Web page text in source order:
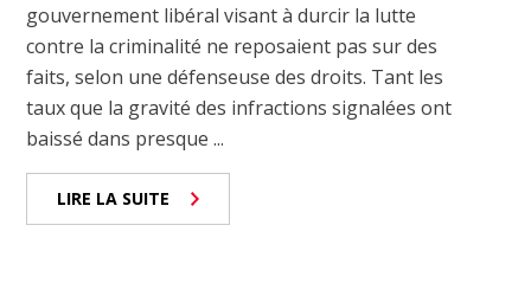
gouvernement libéral visant à durcir la lutte
contre la criminalité ne reposaient pas sur des
faits, selon une défenseuse des droits. Tant les
taux que la gravité des infractions signalées ont
baissé dans presque ...
LIRE LA SUITE